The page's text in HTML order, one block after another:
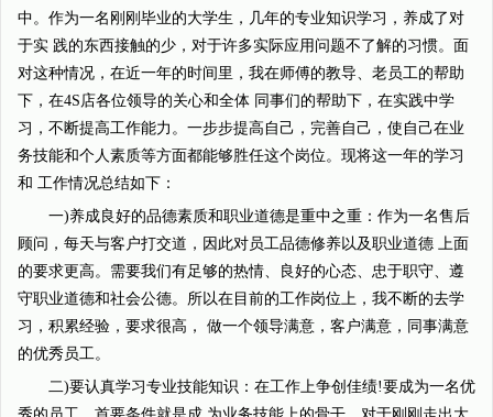
中。作为一名刚刚毕业的大学生，几年的专业知识学习，养成了对
于实 践的东西接触的少，对于许多实际应用问题不了解的习惯。面
对这种情况，在近一年的时间里，我在师傅的教导、老员工的帮助
下，在4S店各位领导的关心和全体 同事们的帮助下，在实践中学
习，不断提高工作能力。一步步提高自己，完善自己，使自己在业
务技能和个人素质等方面都能够胜任这个岗位。现将这一年的学习
和 工作情况总结如下：
一)养成良好的品德素质和职业道德是重中之重：作为一名售后
顾问，每天与客户打交道，因此对员工品德修养以及职业道德 上面
的要求更高。需要我们有足够的热情、良好的心态、忠于职守、遵
守职业道德和社会公德。所以在目前的工作岗位上，我不断的去学
习，积累经验，要求很高， 做一个领导满意，客户满意，同事满意
的优秀员工。
二)要认真学习专业技能知识：在工作上争创佳绩!要成为一名优